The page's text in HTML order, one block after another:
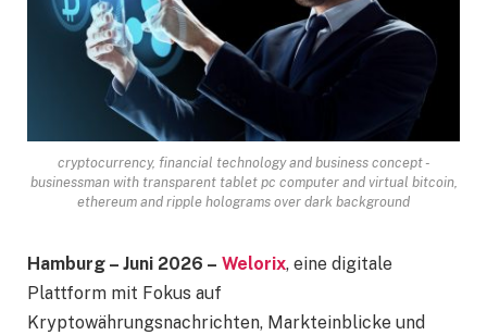
cryptocurrency, financial technology and business concept -
businessman with transparent tablet pc computer and virtual bitcoin,
ethereum and ripple holograms over dark background
Hamburg – Juni 2026 – Welorix, eine digitale
Plattform mit Fokus auf
Kryptowährungsnachrichten, Markteinblicke und